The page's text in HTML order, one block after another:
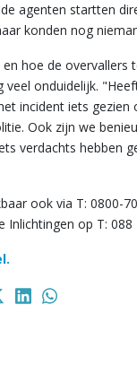
agenten startten
konden nog
hoe de overvallers
veel onduidelijk.
incident iets gezien
Ook zijn we
verdachts hebben
ook via T: 0800-
Inlichtingen op T: 088